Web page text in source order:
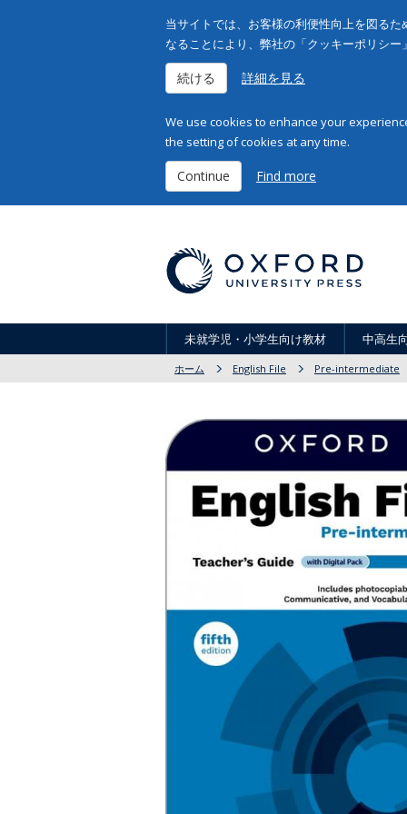
当サイトでは、お客様の利便性向上を図る
なることにより、弊社の「クッキーポリシ
続ける 詳細を見る
We use cookies to enhance your
the setting of cookies at any time.
Continue Find more
未就学児・小学生向け教材 中高生
ホーム English File Pre-intermediate